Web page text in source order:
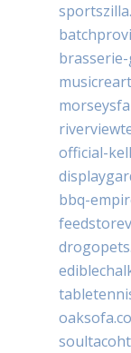
official-
bbq-